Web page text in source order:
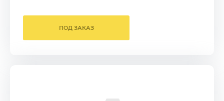
ПОД ЗАКАЗ